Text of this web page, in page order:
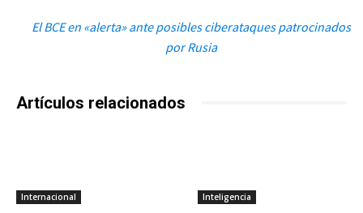
El BCE en «alerta» ante posibles ciberataques patrocinados
por Rusia
Artículos relacionados
Internacional Inteligencia